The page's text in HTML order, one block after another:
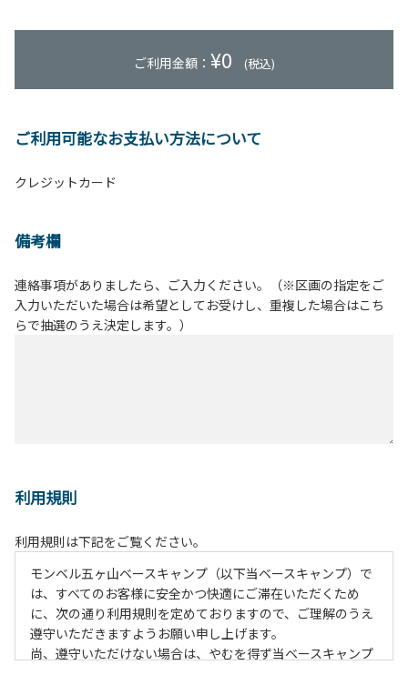
ご利用金額： ¥0 (税込)
ご利用可能なお支払い方法について
クレジットカード
備考欄
連絡事項がありましたら、ご入力ください。（※区画の指定をご
入力いただいた場合は希望としてお受けし、重複した場合はこち
らで抽選のうえ決定します。）
利用規則
利用規則は下記をご覧ください。
モンベル五ヶ山ベースキャンプ（以下当ベースキャンプ）で
は、すべてのお客様に安全かつ快適にご滞在いただくため
に、次の通り利用規則を定めておりますので、ご理解のうえ
遵守いただきますようお願い申し上げます。
尚、遵守いただけない場合は、やむを得ず当ベースキャンプ